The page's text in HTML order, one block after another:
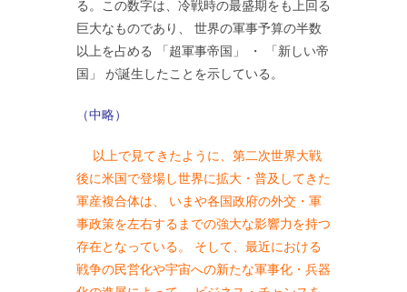
る。この数字は、冷戦時の最盛期をも上回る
巨大なものであり、 世界の軍事予算の半数
以上を占める 「超軍事帝国」 ・ 「新しい帝
国」 が誕生したことを示している。
（中略）
以上で見てきたように、第二次世界大戦
後に米国で登場し世界に拡大・普及してきた
軍産複合体は、 いまや各国政府の外交・軍
事政策を左右するまでの強大な影響力を持つ
存在となっている。 そして、最近における
戦争の民営化や宇宙への新たな軍事化・兵器